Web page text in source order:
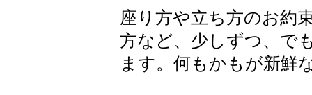
座り方や立ち方のお約
方など、少しずつ、で
ます。何もかもが新鮮